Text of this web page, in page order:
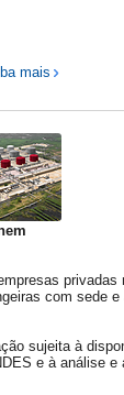
mais
privadas
com sede
sujeita à
e à análise e